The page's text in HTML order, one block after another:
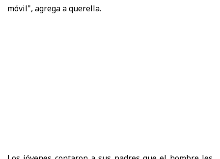
móvil", agrega a querella.